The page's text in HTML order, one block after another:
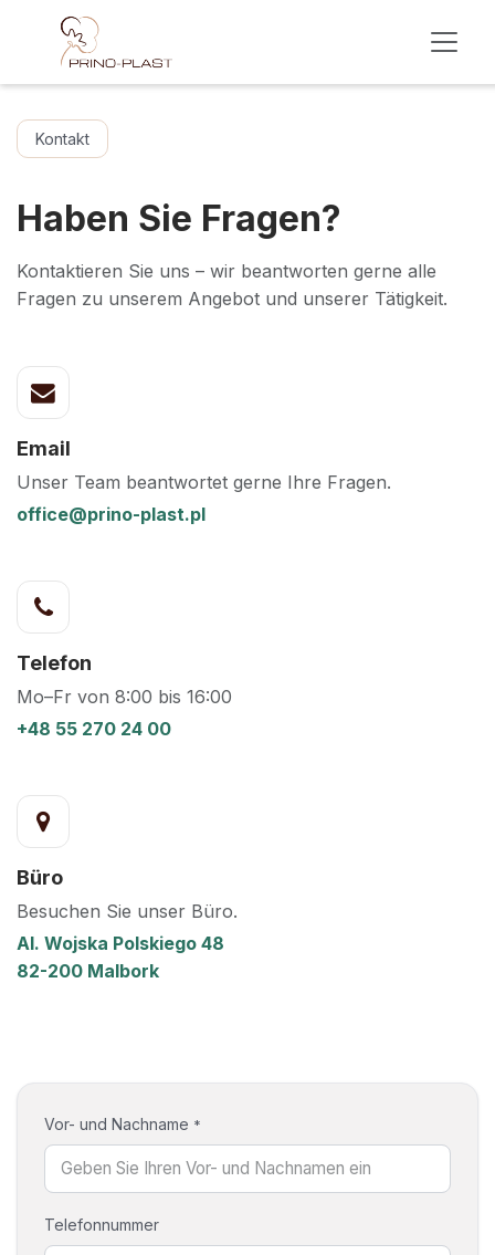
Skip to Content
Kontakt
Haben Sie Fragen?
Kontaktieren Sie uns – wir beantworten gerne alle
Fragen zu unserem Angebot und unserer Tätigkeit.
Email
Unser Team beantwortet gerne Ihre Fragen.
office@prino-plast.pl
Telefon
Mo–Fr von 8:00 bis 16:00
+48 55 270 24 00
Büro
Besuchen Sie unser Büro.
Al. Wojska Polskiego 48
82-200 Malbork
Vor- und Nachname *
Telefonnummer